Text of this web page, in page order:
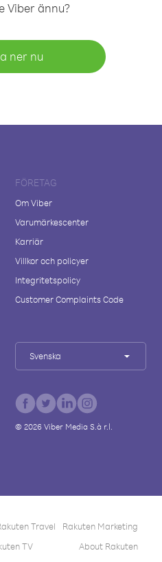
Viber ännu?
ner nu
FÖRETAG
Om Viber
Varumärkescenter
Karriär
Villkor och policyer
Integritetspolicy
Customer Complaints Code
Svenska
© 2026Viber Media S.à r.l.
Travel
Rakuten Marketing
TV About Rakuten